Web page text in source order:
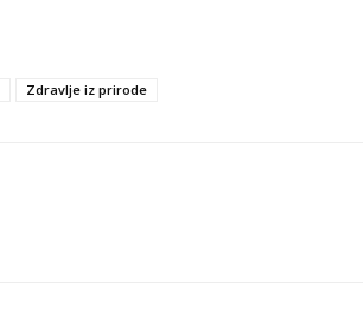
Zdravlje iz prirode